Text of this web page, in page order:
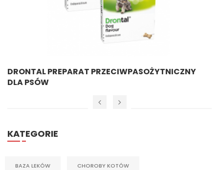
DRONTAL PREPARAT PRZECIWPASOŻYTNICZNY
DLA PSÓW
KATEGORIE
BAZA LEKÓW CHOROBY KOTÓW